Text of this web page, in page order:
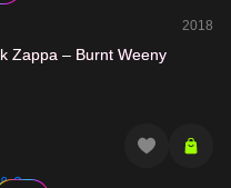
2018
Zappa – Burnt Weeny